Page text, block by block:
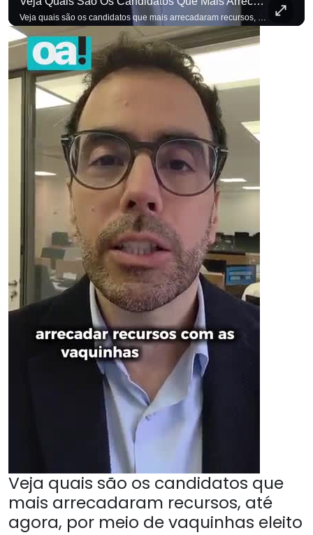
Veja quais são os candidatos que mais arrecadaram recursos, até agora, por meio de vaquinhas eleitorais. #OAntagonista Se você busca informação com credibilidade, inscreva-se agora e ative o
para não perder
Veja quais são os candidatos que
mais arrecadaram recursos, até
agora, por meio de vaquinhas eleito